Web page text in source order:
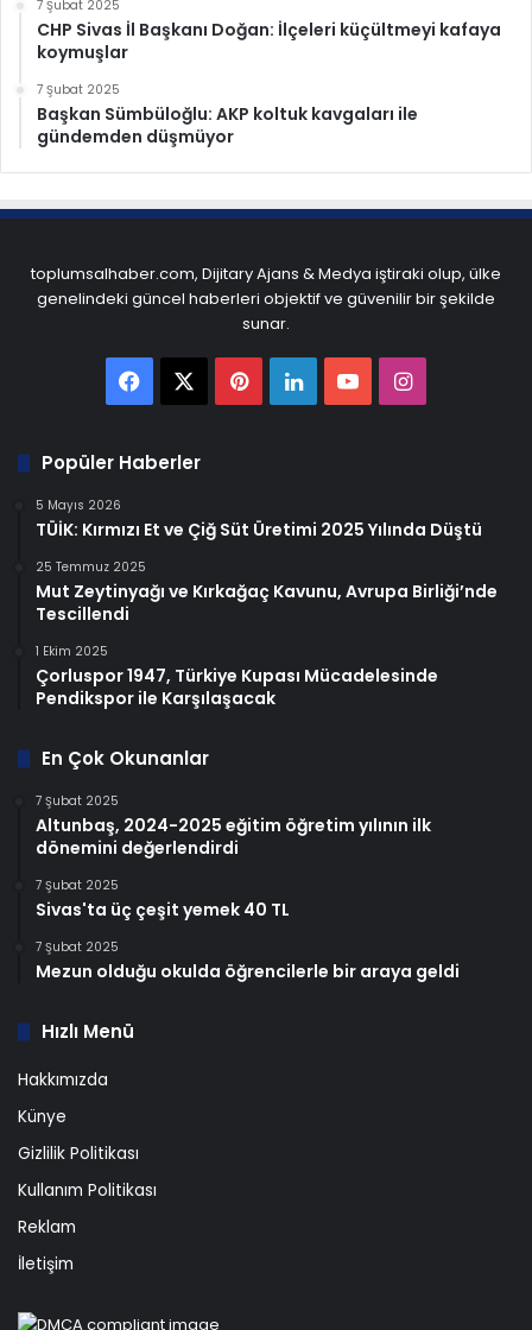
7 Şubat 2025
CHP Sivas İl Başkanı Doğan: İlçeleri küçültmeyi kafaya
koymuşlar
7 Şubat 2025
Başkan Sümbüloğlu: AKP koltuk kavgaları ile
gündemden düşmüyor
toplumsalhaber.com, Dijitary Ajans & Medya iştiraki olup, ülke
genelindeki güncel haberleri objektif ve güvenilir bir şekilde
sunar.
FacebookPinterest
LinkedInYouTubeInstagram
Popüler Haberler
5 Mayıs 2026
TÜİK: Kırmızı Et ve Çiğ Süt Üretimi 2025 Yılında Düştü
25 Temmuz 2025
Mut Zeytinyağı ve Kırkağaç Kavunu, Avrupa Birliği’nde
Tescillendi
1 Ekim 2025
Çorluspor 1947, Türkiye Kupası Mücadelesinde
Pendikspor ile Karşılaşacak
En Çok Okunanlar
7 Şubat 2025
Altunbaş, 2024-2025 eğitim öğretim yılının ilk
dönemini değerlendirdi
7 Şubat 2025
Sivas'ta üç çeşit yemek 40 TL
7 Şubat 2025
Mezun olduğu okulda öğrencilerle bir araya geldi
Hızlı Menü
Hakkımızda
Künye
Gizlilik Politikası
Kullanım Politikası
Reklam
İletişim